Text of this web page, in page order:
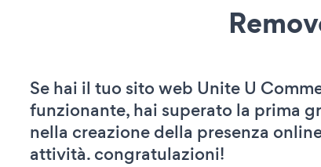
Se hai il tuo sito web Unite U
funzionante, hai superato la prima
nella creazione della presenza
attività. congratulazioni!